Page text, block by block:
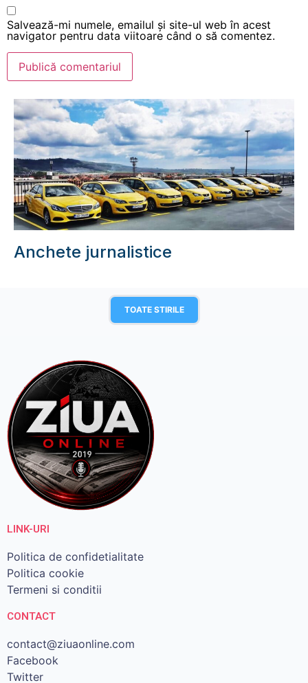
Salvează-mi numele, emailul și site-ul web în acest
navigator pentru data viitoare când o să comentez.
Anchete jurnalistice
TOATE STIRILE
LINK-URI
Politica de confidetialitate
Politica cookie
Termeni si conditii
CONTACT
contact@ziuaonline.com
Facebook
Twitter